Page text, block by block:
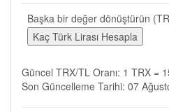
Başka bir değer dönüştürün
Güncel TRX/TL Oranı: 1 TRX =
Son Güncelleme Tarihi: 07